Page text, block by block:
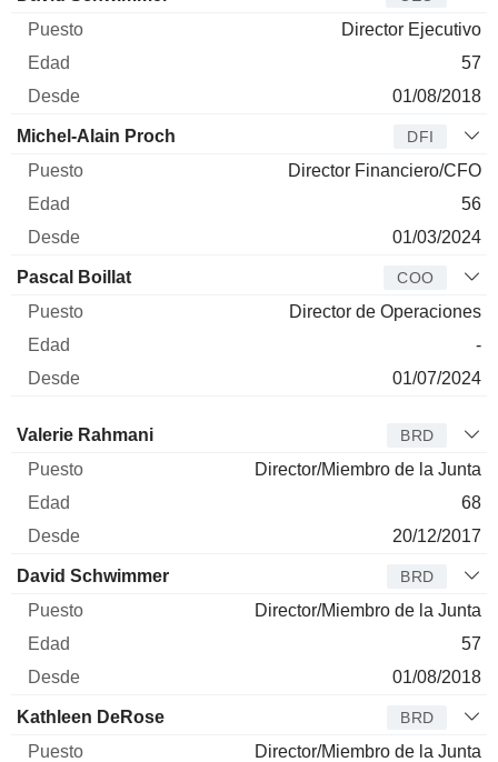
Director Ejecutivo
57
01/08/2018
Michel-Alain Proch DFI
Director Financiero/CFO
56
01/03/2024
Pascal Boillat COO
Director de Operaciones
-
01/07/2024
Administrador Puesto
Valerie Rahmani BRD
Director/Miembro de la Junta
68
20/12/2017
David Schwimmer BRD
Director/Miembro de la Junta
57
01/08/2018
Kathleen DeRose BRD
Director/Miembro de la Junta